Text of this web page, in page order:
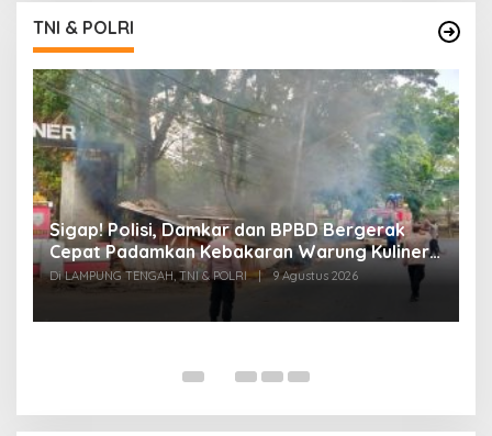
TNI & POLRI
Sigap! Polisi, Damkar dan BPBD Bergerak
Cepat Padamkan Kebakaran Warung Kuliner
di Prosida Bandar Jaya
Di LAMPUNG TENGAH, TNI & POLRI | 9 Agustus 2026